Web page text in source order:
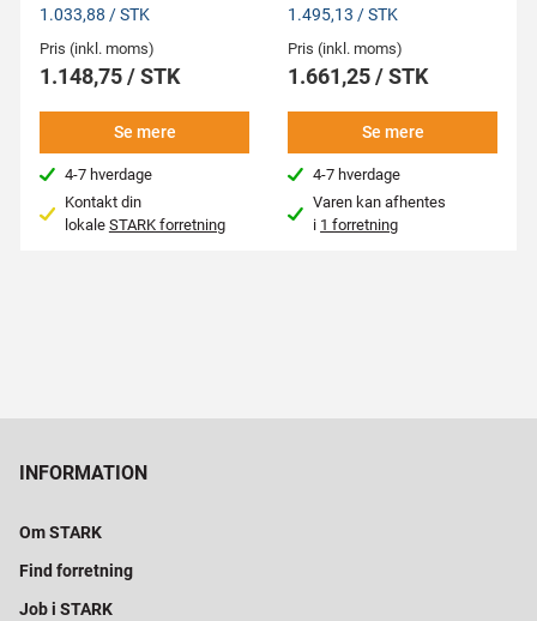
1.033,88 / STK
Pris (inkl. moms)
1.148,75 / STK
Se mere
4-7 hverdage
Kontakt din
lokale STARK forretning
1.495,13 / STK
Pris (inkl. moms)
1.661,25 / STK
Se mere
4-7 hverdage
Varen kan afhentes
i 1 forretning
INFORMATION
Om STARK
Find forretning
Job i STARK